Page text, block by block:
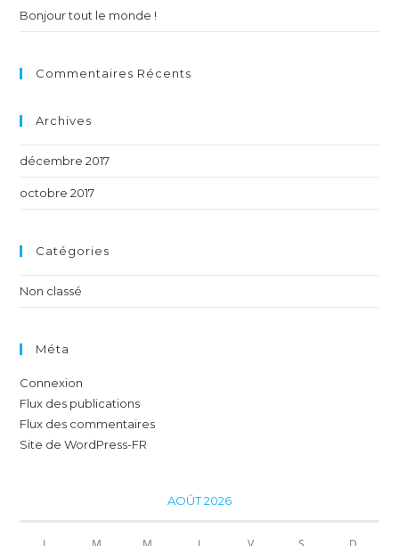
Bonjour tout le monde !
Commentaires Récents
Archives
décembre 2017
octobre 2017
Catégories
Non classé
Méta
Connexion
Flux des publications
Flux des commentaires
Site de WordPress-FR
AOÛT 2026